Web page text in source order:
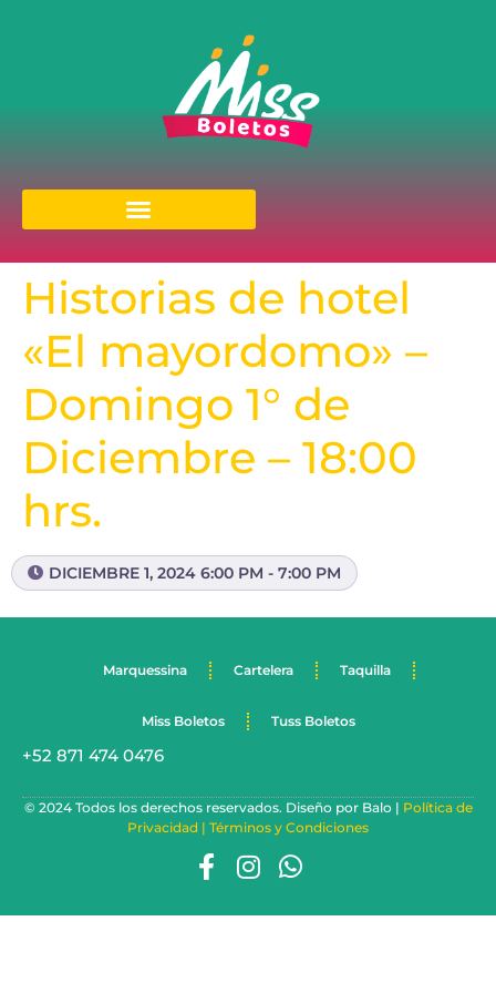
Historias de hotel
«El mayordomo» –
Domingo 1° de
Diciembre – 18:00
hrs.
DICIEMBRE 1, 2024 6:00 PM - 7:00 PM
Marquessina Cartelera Taquilla
Miss Boletos Tuss Boletos
+52 871 474 0476
© 2024 Todos los derechos reservados. Diseño por Balo | Política de
Privacidad | Términos y Condiciones